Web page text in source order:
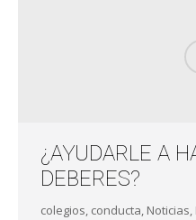
¿AYUDARLE A
DEBERES?
colegios, conducta, Noticias,